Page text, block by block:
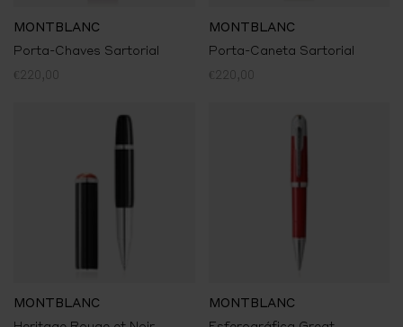
MONTBLANC
Porta-Chaves Sartorial
€220,00
MONTBLANC
Porta-Caneta Sartorial
€220,00
MONTBLANC
MONTBLANC